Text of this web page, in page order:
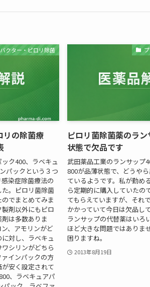
クター・ピロリ除菌
リの除菌療
ク400、ラベキュ
パックという３つ
染症除菌療法の
。ピロリ菌除菌
でまとめてみま
剤以外にもピロ
は多数ありま
、アモリンがど
対し、ラベキュ
シリンがどちら
インパックの方
安く設定されて
、ラベキュアパ
ピロリ菌除菌薬のラ
状態で欠品です
武田薬品工業のランサップ
800が品薄状態で、どうや
ているようです。私が勤め
ら定期的に購入していたの
てもらえていますが、それ
かかっていて今日は欠品し
ランサップの代替薬はいろ
ほど大きな問題ではありま
困りますね。
2013年8月19日